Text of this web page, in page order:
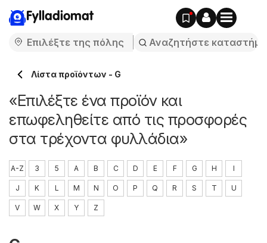
Fylladiomat
Λίστα προϊόντων - G
«Επιλέξτε ένα προϊόν και
επωφεληθείτε από τις προσφορές
στα τρέχοντα φυλλάδια»
A-Z 3 5 A B C D E F G H I
J K L M N O P Q R S T U
V W X Y Z